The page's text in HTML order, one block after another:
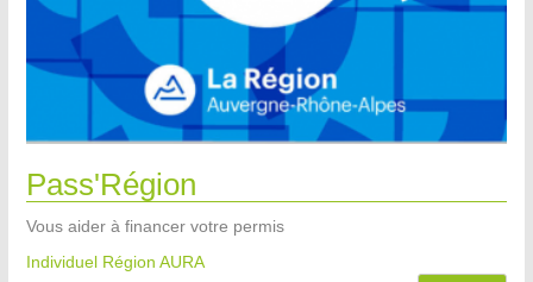
Pass'Région
Vous aider à financer votre permis
Individuel Région AURA